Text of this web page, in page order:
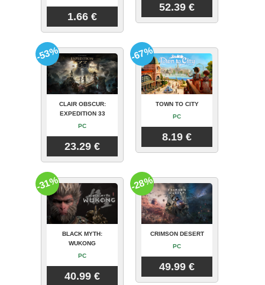
1.66 €
52.39 €
CLAIR OBSCUR:
EXPEDITION 33
PC
23.29 €
-53%
TOWN TO CITY
PC
8.19 €
-67%
BLACK MYTH:
WUKONG
PC
40.99 €
-31%
CRIMSON DESERT
PC
49.99 €
-28%